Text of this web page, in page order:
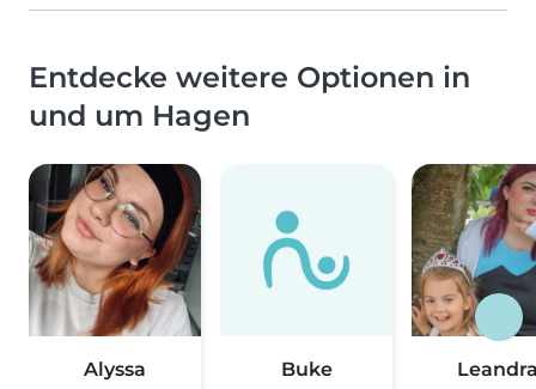
Entdecke weitere Optionen in
und um Hagen
Alyssa Buke